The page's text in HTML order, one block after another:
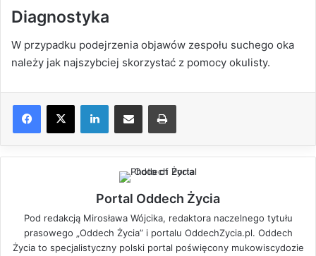
Diagnostyka
W przypadku podejrzenia objawów zespołu suchego oka
należy jak najszybciej skorzystać z pomocy okulisty.
Portal Oddech Życia
Pod redakcją Mirosława Wójcika, redaktora naczelnego tytułu
prasowego „Oddech Życia” i portalu OddechZycia.pl. Oddech
Życia to specjalistyczny polski portal poświęcony mukowiscydozie